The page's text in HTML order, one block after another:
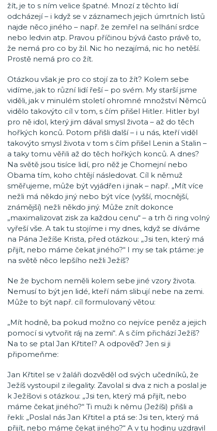
žít, je to s ním velice špatné. Mnozí z těchto lidí
odcházejí – i když se v záznamech jejich úmrtních listů
najde něco jiného – např. že zemřel na selhání srdce
nebo ledvin atp. Pravou příčinou bývá často právě to,
že nemá pro co by žil. Nic ho nezajímá, nic ho netěší.
Prostě nemá pro co žít.
Otázkou však je pro co stojí za to žít? Kolem sebe
vidíme, jak to různí lidí řeší – po svém. My starší jsme
viděli, jak v minulém století ohromné množství Němců
vidělo takovýto cíl v tom, s čím přišel Hitler. Hitler byl
pro ně idol, který jim dával smysl života – až do těch
hořkých konců. Potom přišli další – i u nás, kteří viděl
takovýto smysl života v tom s čím přišel Lenin a Stalin –
a taky tomu věřili až do těch hořkých konců. A dnes?
Na světě jsou tisíce lidí, pro něž je Chomejní nebo
Obama tím, koho chtějí následovat. Cíl k němuž
směřujeme, může být vyjádřen i jinak – např. „Mít více
nežli má někdo jiný nebo být více (vyšší, mocnější,
známější) nežli někdo jiný. Může znít dokonce
„maximalizovat zisk za každou cenu“ – a trh či ring volný
vyřeší vše. A tak tu stojíme i my dnes, když se díváme
na Pána Ježíše Krista, před otázkou: „Jsi ten, který má
přijít, nebo máme čekat jiného?“ I my se tak ptáme: je
na světě něco lepšího nežli Ježíš?
Ne že bychom neměli kolem sebe jiné vzory života.
Nemusí to být jen lidé, kteří nám slibují nebe na zemi.
Může to být např. cíl formulovaný větou:
„Mít hodně, ba pokud možno co nejvíce peněz a jejich
pomocí si vytvořit ráj na zemi“. A s čím přichází Ježíš?
Na to se ptal Jan Křtitel? A odpověď? Jen si ji
připomeňme:
Jan Křtitel se v žaláři dozvěděl od svých učedníků, že
Ježíš vystoupil z ilegality. Zavolal si dva z nich a poslal je
k Ježíšovi s otázkou: „Jsi ten, který má přijít, nebo
máme čekat jiného?“ Ti muži k němu (Ježíši) přišli a
řekli: „Poslal nás Jan Křtitel a ptá se: Jsi ten, který má
přijít, nebo máme čekat jiného?“ A v tu hodinu uzdravil